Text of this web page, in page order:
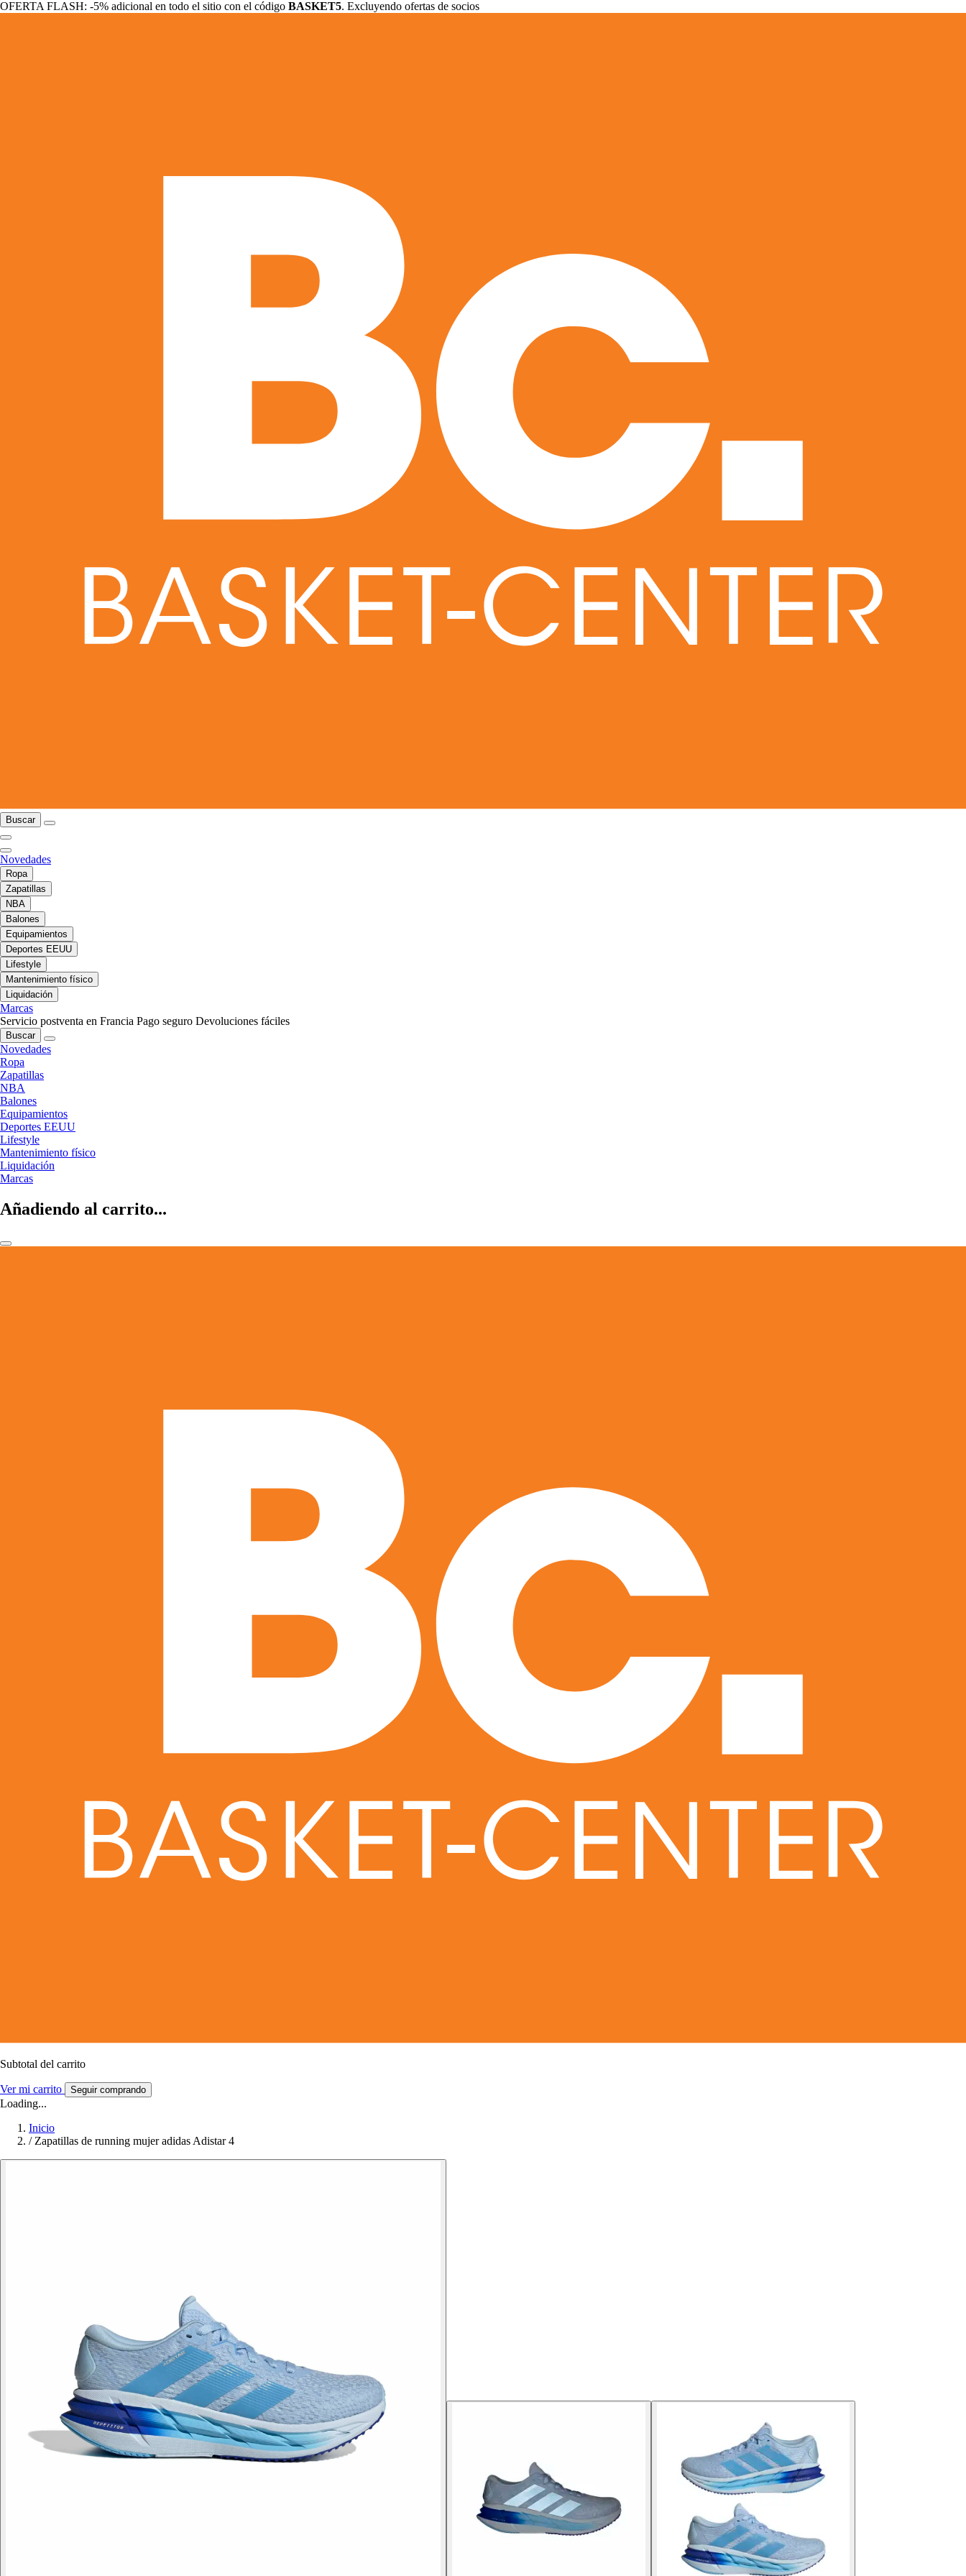
OFERTA FLASH: -5% adicional en todo el sitio con el código BASKET5. Excluyendo ofertas de socios
Buscar
Novedades
Ropa
Zapatillas
NBA
Balones
Equipamientos
Deportes EEUU
Lifestyle
Mantenimiento físico
Liquidación
Marcas
Servicio postventa en Francia Pago seguro Devoluciones fáciles
Buscar
Novedades
Ropa
Zapatillas
NBA
Balones
Equipamientos
Deportes EEUU
Lifestyle
Mantenimiento físico
Liquidación
Marcas
Añadiendo al carrito...
Subtotal del carrito
Ver mi carrito Seguir comprando
Loading...
Inicio
/ Zapatillas de running mujer adidas Adistar 4